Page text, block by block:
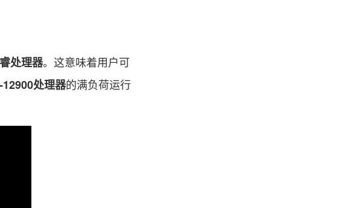
处理器。这意味着用户可
12900处理器的满负荷运行